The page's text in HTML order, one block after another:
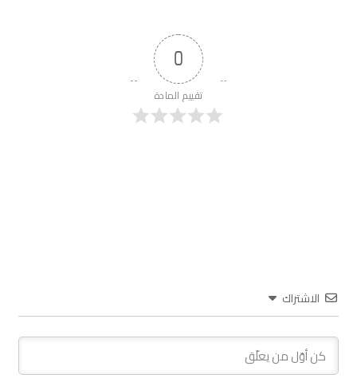
0
تقييم المادة
الاشتراك